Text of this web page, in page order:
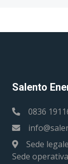
Salento
0836
Sede
Sede